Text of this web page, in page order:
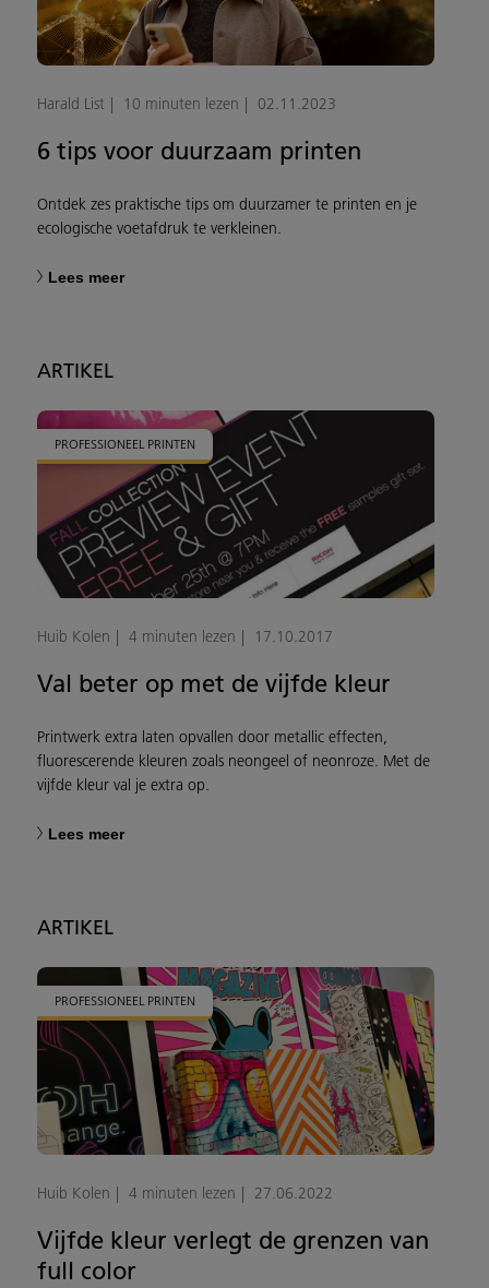
Harald List 10 minuten lezen 02.11.2023
6 tips voor duurzaam printen
Ontdek zes praktische tips om duurzamer te printen en je
ecologische voetafdruk te verkleinen.
Lees meer
ARTIKEL
PROFESSIONEEL PRINTEN
Huib Kolen 4 minuten lezen 17.10.2017
Val beter op met de vijfde kleur
Printwerk extra laten opvallen door metallic effecten,
fluorescerende kleuren zoals neongeel of neonroze. Met de
vijfde kleur val je extra op.
Lees meer
ARTIKEL
PROFESSIONEEL PRINTEN
Huib Kolen 4 minuten lezen 27.06.2022
Vijfde kleur verlegt de grenzen van
full color